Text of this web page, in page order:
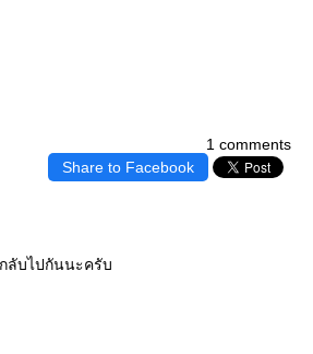
1 comments
Share to Facebook
ลับไปกันนะครับ